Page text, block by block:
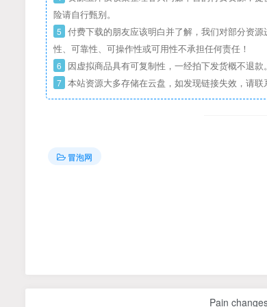
险请自行甄别。
5 付费下载的朋友应该明白并了解，我们对部分资
性、可靠性、可操作性或可用性不承担任何责任！
6 因虚拟商品具有可复制性，一经拍下发货概不退款。
7 本站资源大多存储在云盘，如发现链接失效，请联
冒泡网
Pain